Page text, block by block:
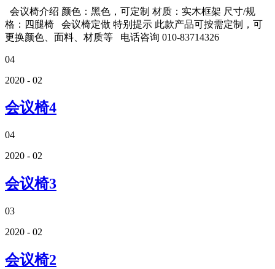
会议椅介绍 颜色：黑色，可定制 材质：实木框架 尺寸/规
格：四腿椅 会议椅定做 特别提示 此款产品可按需定制，可
更换颜色、面料、材质等 电话咨询 010-83714326
04
2020 - 02
会议椅4
04
2020 - 02
会议椅3
03
2020 - 02
会议椅2